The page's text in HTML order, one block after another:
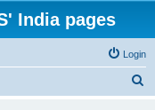
India pages
Login